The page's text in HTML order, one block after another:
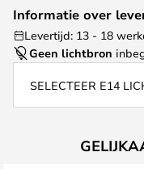
Informatie over
Levertijd: 13 - 18
Geen lichtbron
SELECTEER E14